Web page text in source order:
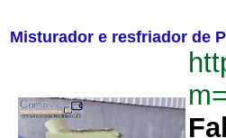
Misturador e resfriador de